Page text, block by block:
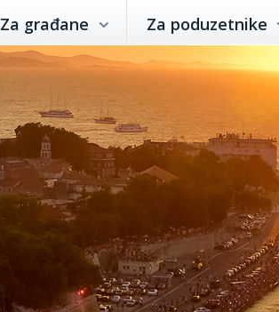
Za građane Za poduzetnike